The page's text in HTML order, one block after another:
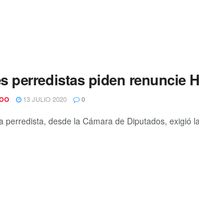
perredistas piden renuncie
13 JULIO 2020 0
perredista, desde la Cámara de Diputados, exigió